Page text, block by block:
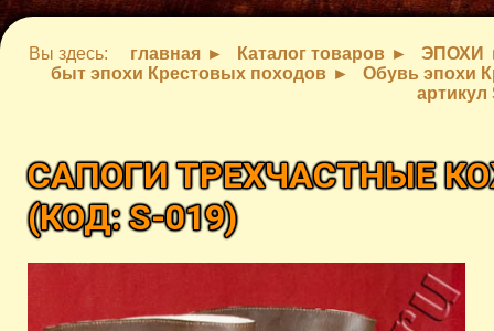
Вы здесь: главная Каталог товаров
ЭПОХИ
быт эпохи Крестовых походов
Обувь эпохи
артикул
САПОГИ ТРЕХЧАСТНЫЕ
(КОД:S-019)